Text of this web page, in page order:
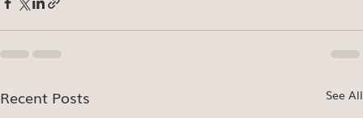
Recent Posts See All